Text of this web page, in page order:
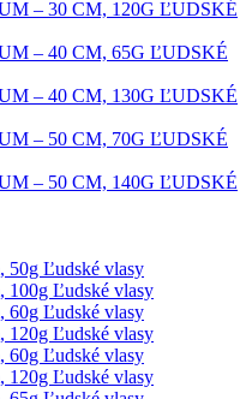
– 30 CM, 120G ĽUDSKÉ
– 40 CM, 65G ĽUDSKÉ
– 40 CM, 130G ĽUDSKÉ
– 50 CM, 70G ĽUDSKÉ
– 50 CM, 140G ĽUDSKÉ
50g Ľudské vlasy
100g Ľudské vlasy
60g Ľudské vlasy
120g Ľudské vlasy
60g Ľudské vlasy
120g Ľudské vlasy